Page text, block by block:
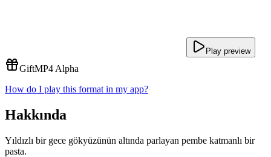
Play preview
GiftMP4 Alpha
How do I play this format in my app?
Hakkında
Yıldızlı bir gece gökyüzünün altında parlayan pembe katmanlı bir
pasta.